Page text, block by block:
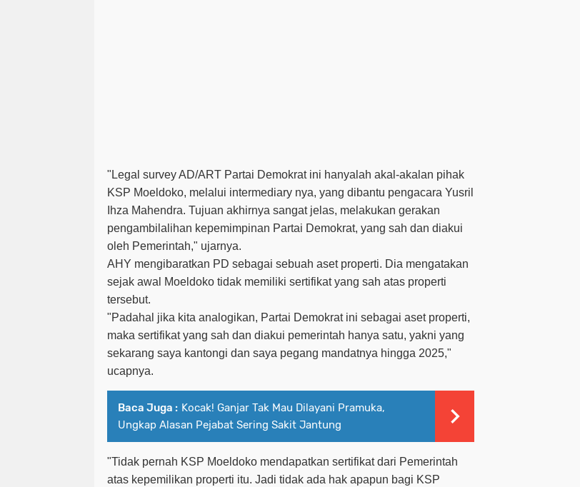
"Legal survey AD/ART Partai Demokrat ini hanyalah akal-akalan pihak
KSP Moeldoko, melalui intermediary nya, yang dibantu pengacara Yusril
Ihza Mahendra. Tujuan akhirnya sangat jelas, melakukan gerakan
pengambilalihan kepemimpinan Partai Demokrat, yang sah dan diakui
oleh Pemerintah," ujarnya.
AHY mengibaratkan PD sebagai sebuah aset properti. Dia mengatakan
sejak awal Moeldoko tidak memiliki sertifikat yang sah atas properti
tersebut.
"Padahal jika kita analogikan, Partai Demokrat ini sebagai aset properti,
maka sertifikat yang sah dan diakui pemerintah hanya satu, yakni yang
sekarang saya kantongi dan saya pegang mandatnya hingga 2025,"
ucapnya.
Baca Juga : Kocak! Ganjar Tak Mau Dilayani Pramuka,
Ungkap Alasan Pejabat Sering Sakit Jantung
"Tidak pernah KSP Moeldoko mendapatkan sertifikat dari Pemerintah
atas kepemilikan properti itu. Jadi tidak ada hak apapun bagi KSP